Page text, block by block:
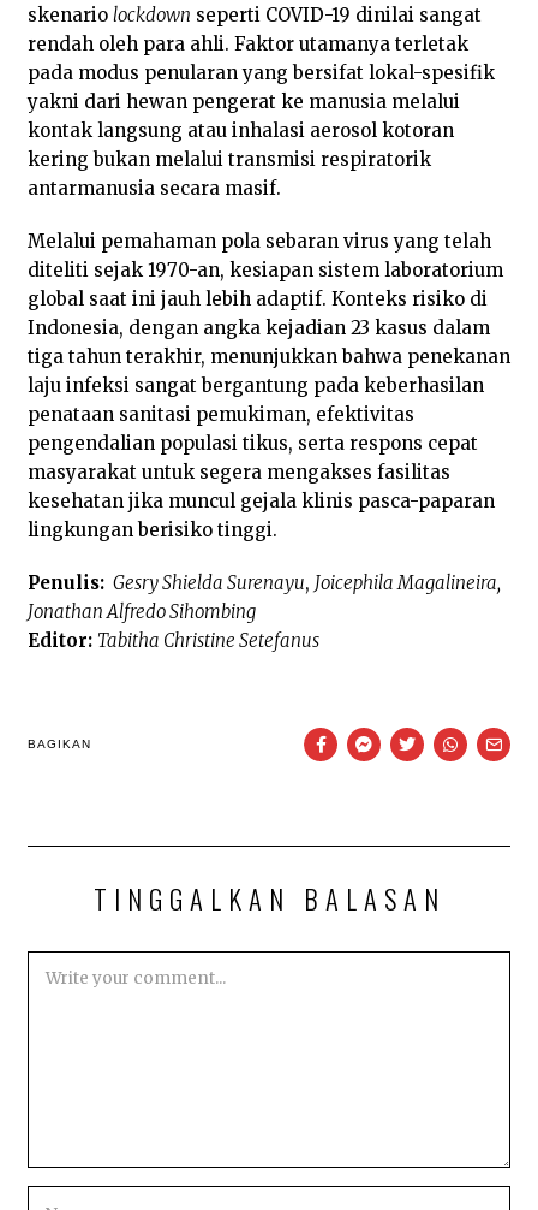
skenario lockdown seperti COVID-19 dinilai sangat
rendah oleh para ahli. Faktor utamanya terletak
pada modus penularan yang bersifat lokal-spesifik
yakni dari hewan pengerat ke manusia melalui
kontak langsung atau inhalasi aerosol kotoran
kering bukan melalui transmisi respiratorik
antarmanusia secara masif.
Melalui pemahaman pola sebaran virus yang telah
diteliti sejak 1970-an, kesiapan sistem laboratorium
global saat ini jauh lebih adaptif. Konteks risiko di
Indonesia, dengan angka kejadian 23 kasus dalam
tiga tahun terakhir, menunjukkan bahwa penekanan
laju infeksi sangat bergantung pada keberhasilan
penataan sanitasi pemukiman, efektivitas
pengendalian populasi tikus, serta respons cepat
masyarakat untuk segera mengakses fasilitas
kesehatan jika muncul gejala klinis pasca-paparan
lingkungan berisiko tinggi.
Penulis: Gesry Shielda Surenayu, Joicephila Magalineira,
Jonathan Alfredo Sihombing
Editor: Tabitha Christine Setefanus
BAGIKAN
TINGGALKAN BALASAN